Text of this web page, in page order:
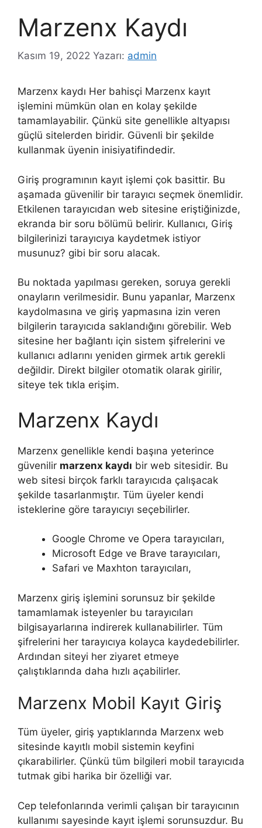
Marzenx Kaydı
Kasım 19, 2022 Yazarı: admin
Marzenx kaydı Her bahisçi Marzenx kayıt
işlemini mümkün olan en kolay şekilde
tamamlayabilir. Çünkü site genellikle altyapısı
güçlü sitelerden biridir. Güvenli bir şekilde
kullanmak üyenin inisiyatifindedir.
Giriş programının kayıt işlemi çok basittir. Bu
aşamada güvenilir bir tarayıcı seçmek önemlidir.
Etkilenen tarayıcıdan web sitesine eriştiğinizde,
ekranda bir soru bölümü belirir. Kullanıcı, Giriş
bilgilerinizi tarayıcıya kaydetmek istiyor
musunuz? gibi bir soru alacak.
Bu noktada yapılması gereken, soruya gerekli
onayların verilmesidir. Bunu yapanlar, Marzenx
kaydolmasına ve giriş yapmasına izin veren
bilgilerin tarayıcıda saklandığını görebilir. Web
sitesine her bağlantı için sistem şifrelerini ve
kullanıcı adlarını yeniden girmek artık gerekli
değildir. Direkt bilgiler otomatik olarak girilir,
siteye tek tıkla erişim.
Marzenx Kaydı
Marzenx genellikle kendi başına yeterince
güvenilir marzenx kaydı bir web sitesidir. Bu
web sitesi birçok farklı tarayıcıda çalışacak
şekilde tasarlanmıştır. Tüm üyeler kendi
isteklerine göre tarayıcıyı seçebilirler.
Google Chrome ve Opera tarayıcıları,
Microsoft Edge ve Brave tarayıcıları,
Safari ve Maxhton tarayıcıları,
Marzenx giriş işlemini sorunsuz bir şekilde
tamamlamak isteyenler bu tarayıcıları
bilgisayarlarına indirerek kullanabilirler. Tüm
şifrelerini her tarayıcıya kolayca kaydedebilirler.
Ardından siteyi her ziyaret etmeye
çalıştıklarında daha hızlı açabilirler.
Marzenx Mobil Kayıt Giriş
Tüm üyeler, giriş yaptıklarında Marzenx web
sitesinde kayıtlı mobil sistemin keyfini
çıkarabilirler. Çünkü tüm bilgileri mobil tarayıcıda
tutmak gibi harika bir özelliği var.
Cep telefonlarında verimli çalışan bir tarayıcının
kullanımı sayesinde kayıt işlemi sorunsuzdur. Bu